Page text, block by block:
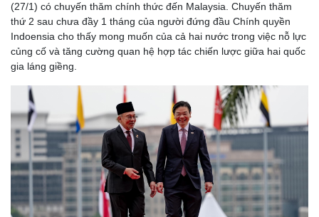
Hậu trường
(27/1) có chuyến thăm chính thức đến Malaysia. Chuyến thăm
thứ 2 sau chưa đầy 1 tháng của người đứng đầu Chính quyền
Indoensia cho thấy mong muốn của cả hai nước trong việc nỗ lực
củng cố và tăng cường quan hệ hợp tác chiến lược giữa hai quốc
gia láng giềng.